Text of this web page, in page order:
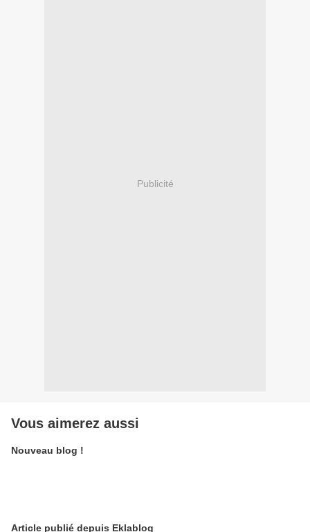
Publicité
Vous aimerez aussi
Nouveau blog !
Article publié depuis Eklablog